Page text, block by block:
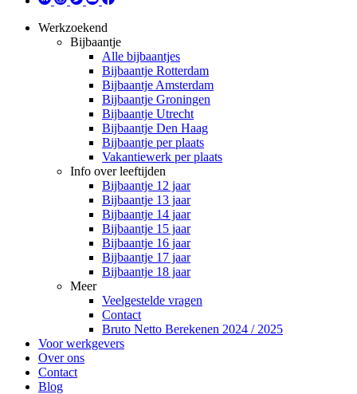
Werkzoekend
Bijbaantje
Alle bijbaantjes
Bijbaantje Rotterdam
Bijbaantje Amsterdam
Bijbaantje Groningen
Bijbaantje Utrecht
Bijbaantje Den Haag
Bijbaantje per plaats
Vakantiewerk per plaats
Info over leeftijden
Bijbaantje 12 jaar
Bijbaantje 13 jaar
Bijbaantje 14 jaar
Bijbaantje 15 jaar
Bijbaantje 16 jaar
Bijbaantje 17 jaar
Bijbaantje 18 jaar
Meer
Veelgestelde vragen
Contact
Bruto Netto Berekenen 2024 / 2025
Voor werkgevers
Over ons
Contact
Blog